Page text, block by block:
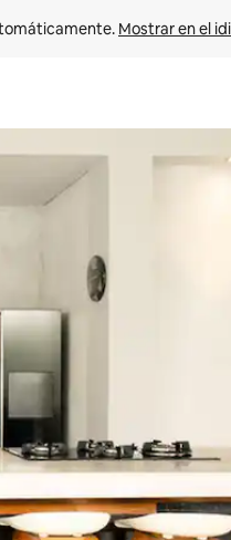
Mostrar en el
y hacia abajo o explora con el